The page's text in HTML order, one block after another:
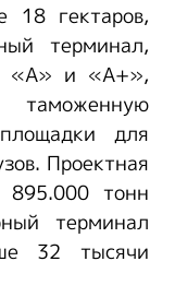
18 гектаров,
терминал,
«A» и «A+»,
для
Проектная
895.000 тонн
терминал
32 тысячи